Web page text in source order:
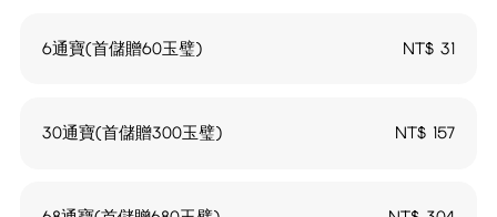
6通寶(首儲贈60玉璧) NT$31
30通寶(首儲贈300玉璧) NT$ 157